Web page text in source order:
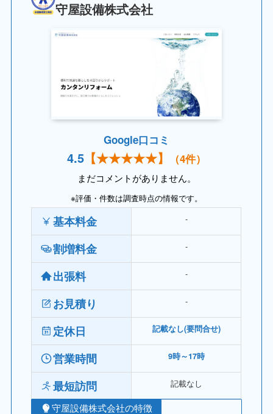
守屋設備株式会社
Google口コミ
4.5 【★★★★★】 （4件）
まだコメントがありません。
※評価・件数は調査時点の情報です。
基本料金 ‐
割増料金 ‐
出張料 ‐
お見積り ‐
定休日 記載なし(要問合せ)
営業時間 9時～17時
最短訪問 記載なし
守屋設備株式会社の特徴